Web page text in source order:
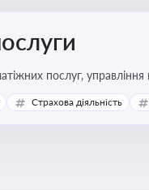
Про регулювання
Страхова діяльність